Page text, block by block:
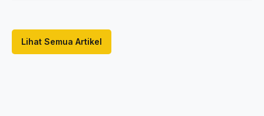
Lihat Semua Artikel